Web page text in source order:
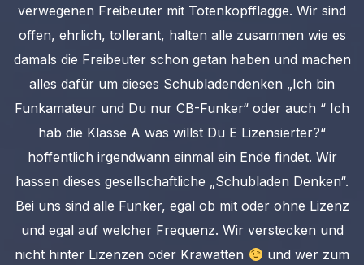
verwegenen Freibeuter mit Totenkopfflagge. Wir sind
offen, ehrlich, tollerant, halten alle zusammen wie es
damals die Freibeuter schon getan haben und machen
alles dafür um dieses Schubladendenken „Ich bin
Funkamateur und Du nur CB-Funker“ oder auch “ Ich
hab die Klasse A was willst Du E Lizensierter?“
hoffentlich irgendwann einmal ein Ende findet. Wir
hassen dieses gesellschaftliche „Schubladen Denken“.
Bei uns sind alle Funker, egal ob mit oder ohne Lizenz
und egal auf welcher Frequenz. Wir verstecken und
nicht hinter Lizenzen oder Krawatten
und wer zum